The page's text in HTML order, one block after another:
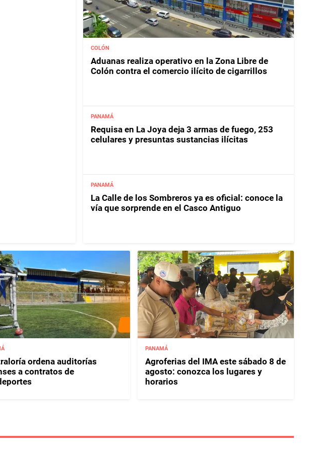
COLÓN
Aduanas realiza operativo en la Zona Libre de
Colón contra el comercio ilícito de cigarrillos
PANAMÁ
Requisa en La Joya deja 3 armas de fuego, 253
celulares y presuntas sustancias ilícitas
PANAMÁ
La Calle de los Sombreros ya es oficial: conoce la
vía que sorprende en el Casco Antiguo
ordena auditorías
a contratos de
PANAMÁ
Agroferias del IMA este sábado 8 de
agosto: conozca los lugares y
horarios